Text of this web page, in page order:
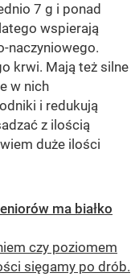
7 g i ponad
wspierają
naczyniowego.
krwi. Mają też silne
w nich
i redukują
z ilością
duże ilości
ma białko
czy poziomem
sięgamy po drób.